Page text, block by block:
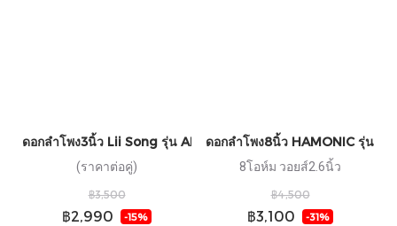
ดอกลำโพง3นิ้ว Lii Song รุ่น AL3
(ราคาต่อคู่)
฿3,500
฿2,990 -15%
ดอกลำโพง8นิ้ว HAMONIC รุ่น
8โอห์ม วอยส์2.6นิ้ว
฿4,500
฿3,100 -31%